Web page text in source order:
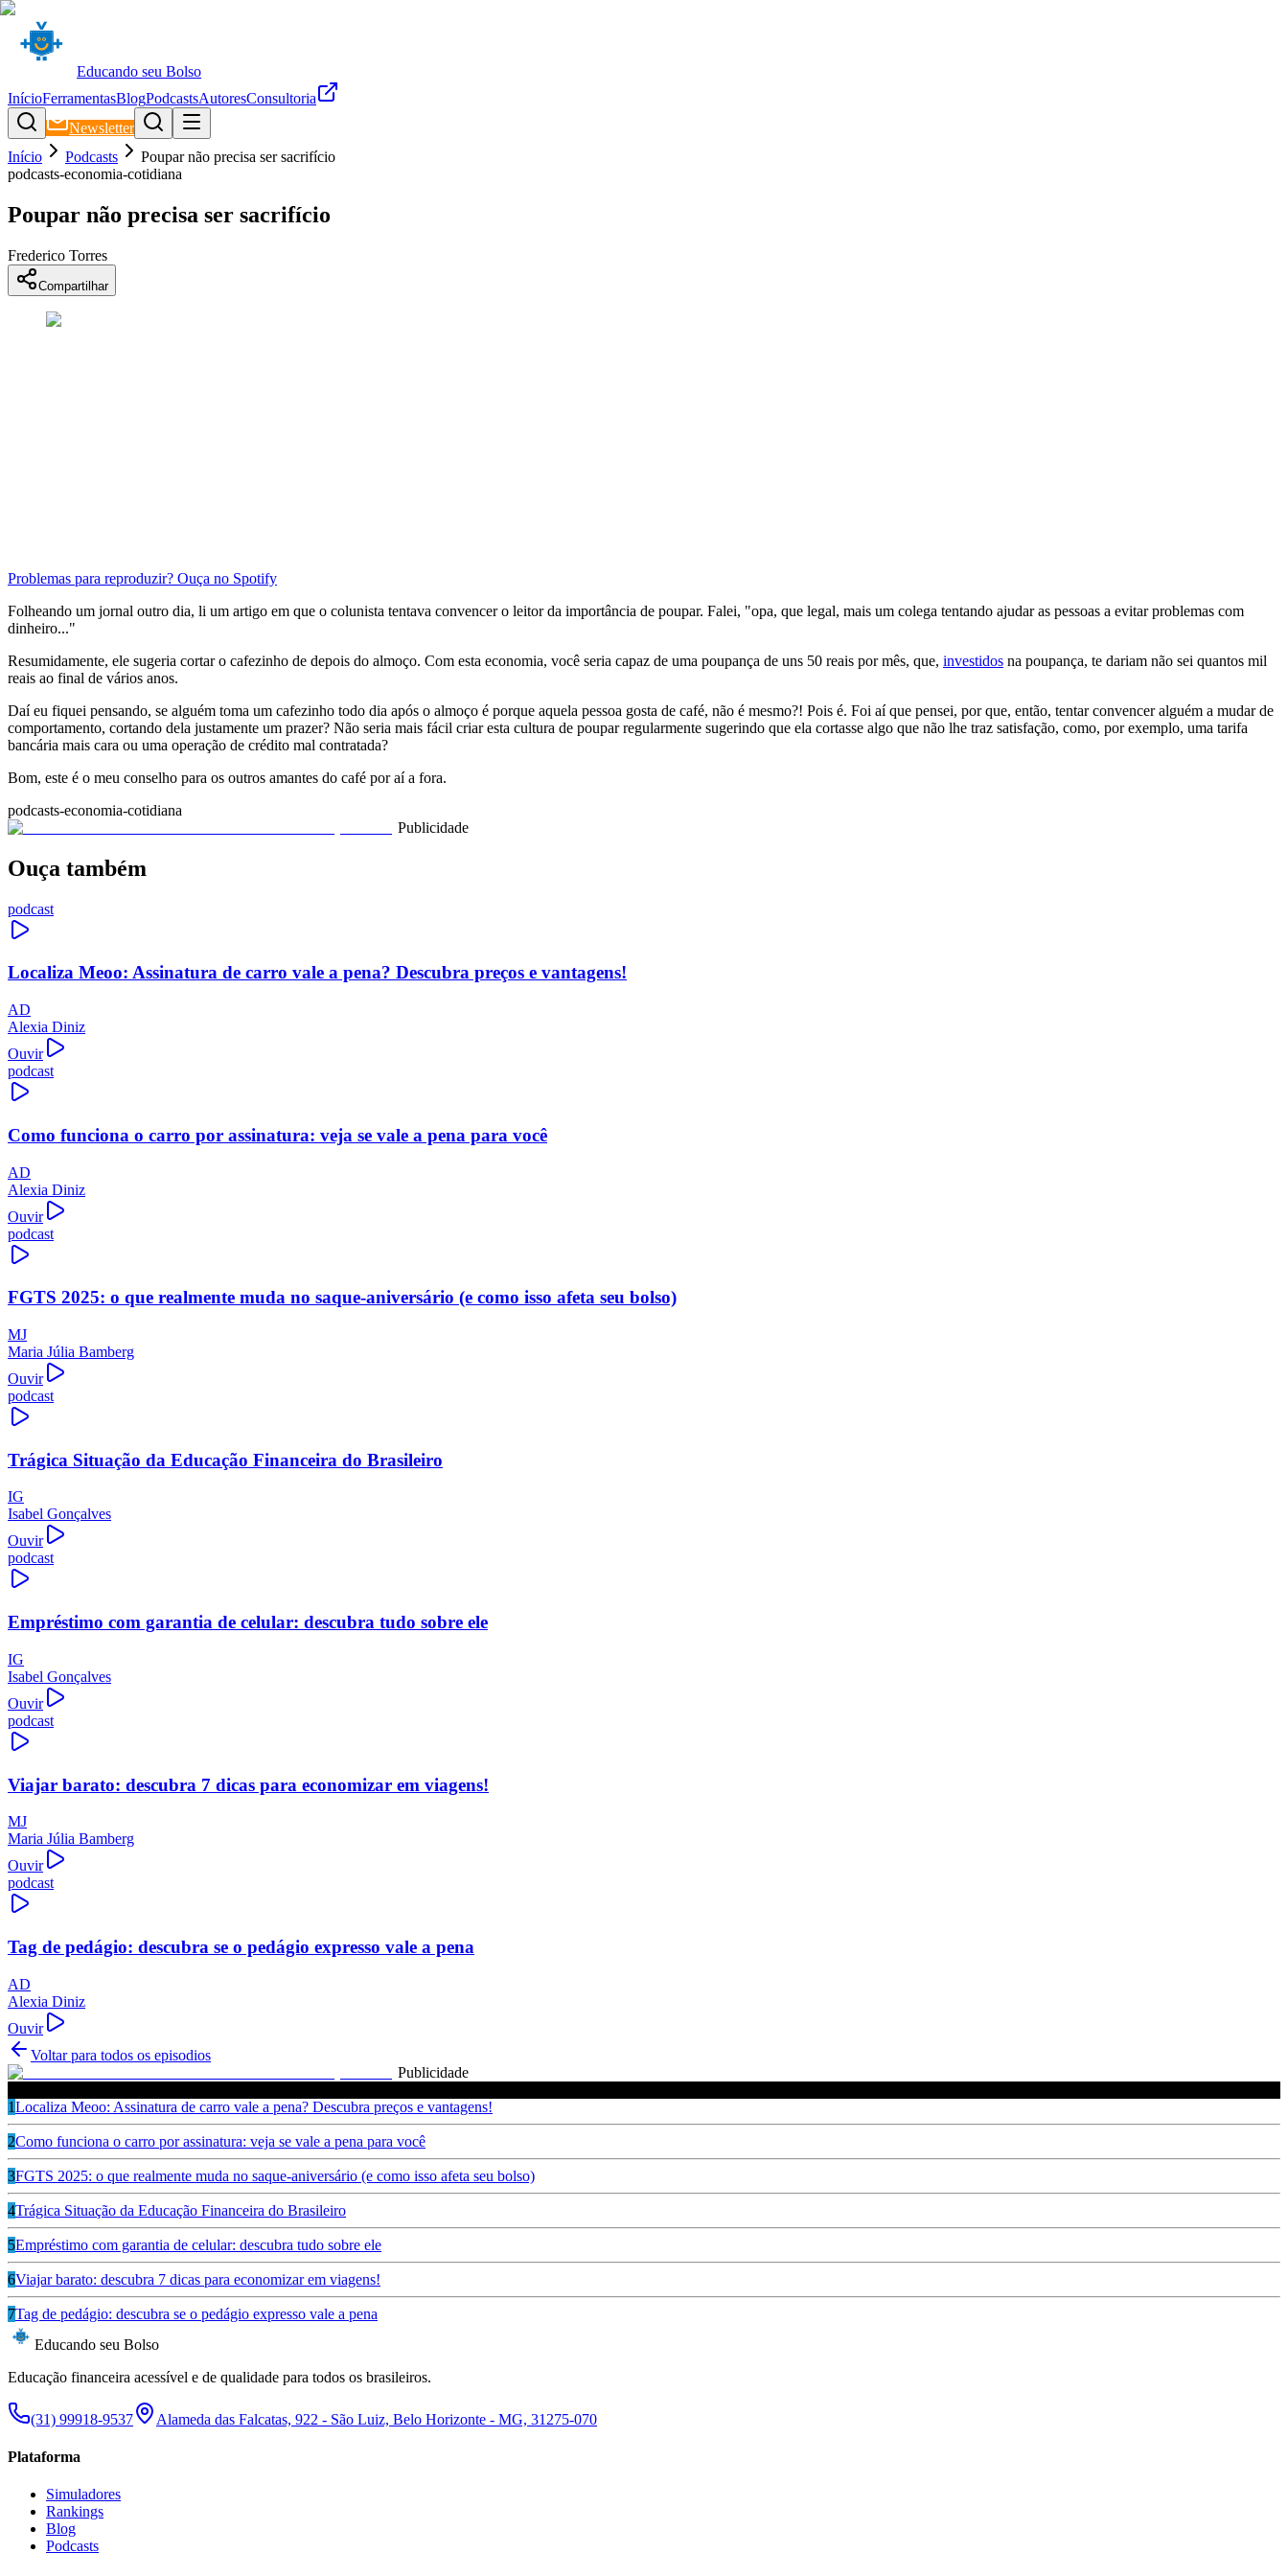
Educando seu Bolso
InícioFerramentasBlogPodcastsAutoresConsultoria
Newsletter
Início
Podcasts
Poupar não precisa ser sacrifício
podcasts-economia-cotidiana
Poupar não precisa ser sacrifício
Frederico Torres
Compartilhar
Problemas para reproduzir? Ouça no Spotify
Folheando um jornal outro dia, li um artigo em que o colunista tentava convencer o leitor da importância de poupar. Falei, "opa, que legal, mais um colega tentando ajudar as pessoas a evitar problemas com
dinheiro..."
Resumidamente, ele sugeria cortar o cafezinho de depois do almoço. Com esta economia, você seria capaz de uma poupança de uns 50 reais por mês, que, investidos na poupança, te dariam não sei quantos mil
reais ao final de vários anos.
Daí eu fiquei pensando, se alguém toma um cafezinho todo dia após o almoço é porque aquela pessoa gosta de café, não é mesmo?! Pois é. Foi aí que pensei, por que, então, tentar convencer alguém a mudar de
comportamento, cortando dela justamente um prazer? Não seria mais fácil criar esta cultura de poupar regularmente sugerindo que ela cortasse algo que não lhe traz satisfação, como, por exemplo, uma tarifa
bancária mais cara ou uma operação de crédito mal contratada?
Bom, este é o meu conselho para os outros amantes do café por aí a fora.
podcasts-economia-cotidiana
Publicidade
Ouça também
podcast
Localiza Meoo: Assinatura de carro vale a pena? Descubra preços e vantagens!
AD
Alexia Diniz
Ouvir
podcast
Como funciona o carro por assinatura: veja se vale a pena para você
AD
Alexia Diniz
Ouvir
podcast
FGTS 2025: o que realmente muda no saque-aniversário (e como isso afeta seu bolso)
MJ
Maria Júlia Bamberg
Ouvir
podcast
Trágica Situação da Educação Financeira do Brasileiro
IG
Isabel Gonçalves
Ouvir
podcast
Empréstimo com garantia de celular: descubra tudo sobre ele
IG
Isabel Gonçalves
Ouvir
podcast
Viajar barato: descubra 7 dicas para economizar em viagens!
MJ
Maria Júlia Bamberg
Ouvir
podcast
Tag de pedágio: descubra se o pedágio expresso vale a pena
AD
Alexia Diniz
Ouvir
Voltar para todos os episodios
Publicidade
1Localiza Meoo: Assinatura de carro vale a pena? Descubra preços e vantagens!
2Como funciona o carro por assinatura: veja se vale a pena para você
3FGTS 2025: o que realmente muda no saque-aniversário (e como isso afeta seu bolso)
4Trágica Situação da Educação Financeira do Brasileiro
5Empréstimo com garantia de celular: descubra tudo sobre ele
6Viajar barato: descubra 7 dicas para economizar em viagens!
7Tag de pedágio: descubra se o pedágio expresso vale a pena
Educando seu Bolso
Educação financeira acessível e de qualidade para todos os brasileiros.
(31) 99918-9537 Alameda das Falcatas, 922 - São Luiz, Belo Horizonte - MG, 31275-070
Plataforma
Simuladores
Rankings
Blog
Podcasts